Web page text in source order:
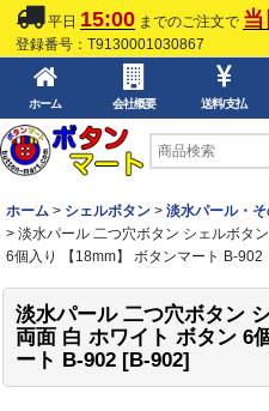
平日 15:00 までのご注文で
登録番号：T9130001030867
ホーム 会社概要 送料/支払
ホーム > シェルボタン > 淡水パール・
> 淡水パール 二つ穴ボタン シェルボタ
6個入り 【18mm】 ボタンマート B-902
淡水パール 二つ穴ボタン
両面 白 ホワイト ボタン 6
ート B-902 [B-902]